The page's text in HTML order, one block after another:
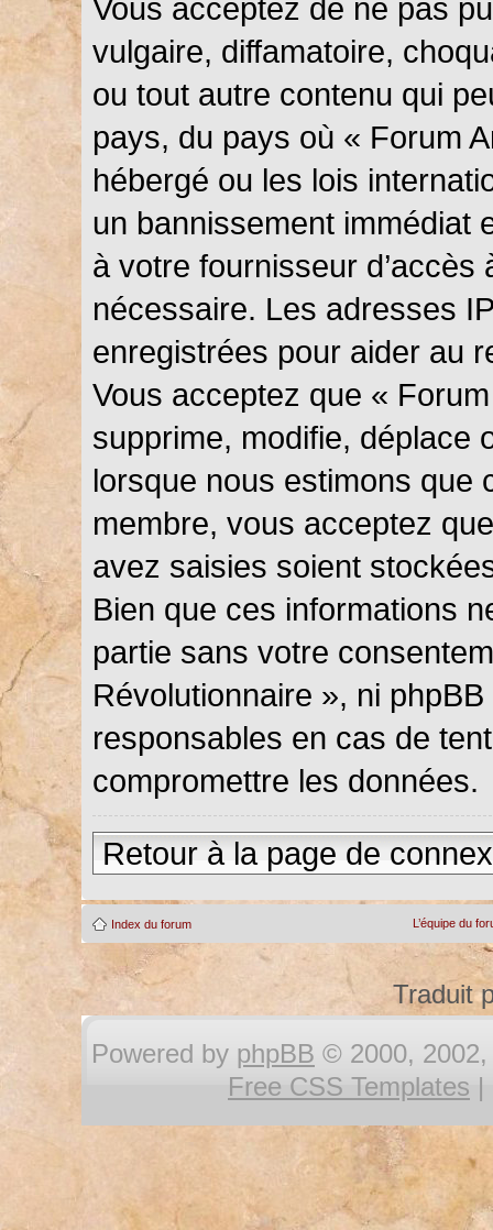
Vous acceptez de ne pas
vulgaire, diffamatoire,
ou tout autre contenu qui
pays, du pays où « Forum
hébergé ou les lois
un bannissement immédiat
à votre fournisseur
nécessaire. Les adresses
enregistrées pour aider au
Vous acceptez que «
supprime, modifie, déplace
lorsque nous estimons que
membre, vous acceptez
avez saisies soient
Bien que ces informations
partie sans votre
Révolutionnaire », ni
responsables en cas de
compromettre les données.
Retour à la page de
Index du forum L’équipe du
Traduit
Powered by phpBB © 2000, 2002,
Free CSS Templates |